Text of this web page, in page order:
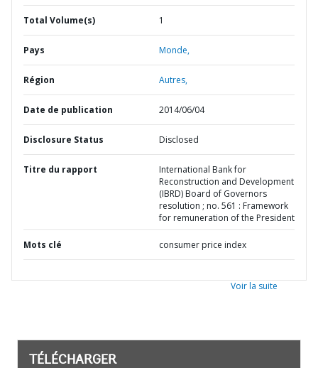
Total Volume(s) 1
Pays Monde,
Région Autres,
Date de publication 2014/06/04
Disclosure Status Disclosed
Titre du rapport
International Bank for
Reconstruction and Development
(IBRD) Board of Governors
resolution ; no. 561 : Framework
for remuneration of the President
Mots clé consumer price index
Voir la suite
TÉLÉCHARGER